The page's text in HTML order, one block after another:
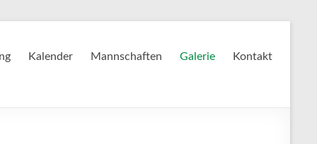
Kalender Mannschaften Galerie Kontakt